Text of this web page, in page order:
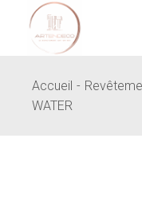
content
Accueil
WATER